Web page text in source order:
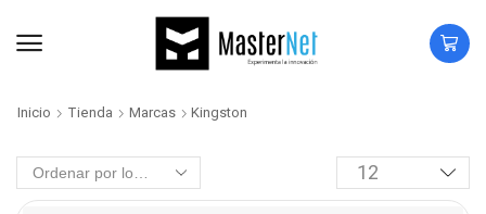
Inicio Tienda Marcas Kingston